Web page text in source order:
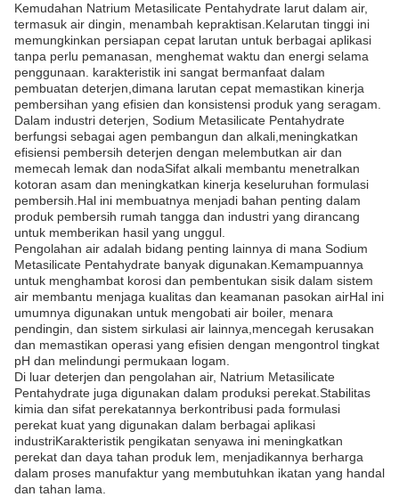
Kemudahan Natrium Metasilicate Pentahydrate larut dalam air,
termasuk air dingin, menambah kepraktisan.Kelarutan tinggi ini
memungkinkan persiapan cepat larutan untuk berbagai aplikasi
tanpa perlu pemanasan, menghemat waktu dan energi selama
penggunaan. karakteristik ini sangat bermanfaat dalam
pembuatan deterjen,dimana larutan cepat memastikan kinerja
pembersihan yang efisien dan konsistensi produk yang seragam.
Dalam industri deterjen, Sodium Metasilicate Pentahydrate
berfungsi sebagai agen pembangun dan alkali,meningkatkan
efisiensi pembersih deterjen dengan melembutkan air dan
memecah lemak dan nodaSifat alkali membantu menetralkan
kotoran asam dan meningkatkan kinerja keseluruhan formulasi
pembersih.Hal ini membuatnya menjadi bahan penting dalam
produk pembersih rumah tangga dan industri yang dirancang
untuk memberikan hasil yang unggul.
Pengolahan air adalah bidang penting lainnya di mana Sodium
Metasilicate Pentahydrate banyak digunakan.Kemampuannya
untuk menghambat korosi dan pembentukan sisik dalam sistem
air membantu menjaga kualitas dan keamanan pasokan airHal ini
umumnya digunakan untuk mengobati air boiler, menara
pendingin, dan sistem sirkulasi air lainnya,mencegah kerusakan
dan memastikan operasi yang efisien dengan mengontrol tingkat
pH dan melindungi permukaan logam.
Di luar deterjen dan pengolahan air, Natrium Metasilicate
Pentahydrate juga digunakan dalam produksi perekat.Stabilitas
kimia dan sifat perekatannya berkontribusi pada formulasi
perekat kuat yang digunakan dalam berbagai aplikasi
industriKarakteristik pengikatan senyawa ini meningkatkan
perekat dan daya tahan produk lem, menjadikannya berharga
dalam proses manufaktur yang membutuhkan ikatan yang handal
dan tahan lama.